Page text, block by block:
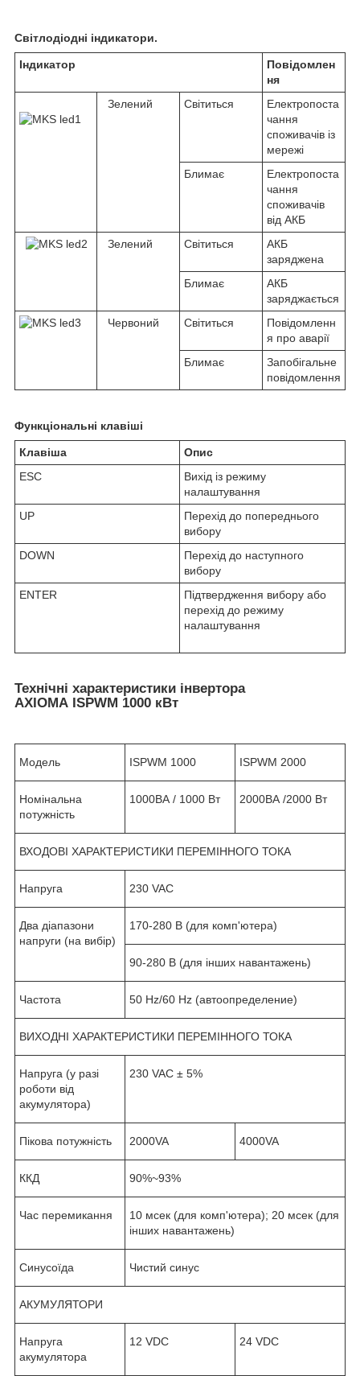
Світлодіодні індикатори.
Індикатор
Повідомлен
ня
Зелений
Світиться
Електропоста
чання
споживачів із
мережі
Блимає
Електропоста
чання
споживачів
від АКБ
Зелений
Світиться
АКБ
заряджена
Блимає
АКБ
заряджається
Червоний
Світиться
Повідомленн
я про аварії
Блимає
Запобігальне
повідомлення
Функціональні клавіші
Клавіша
Опис
ESC
Вихід із режиму
налаштування
UP
Перехід до попереднього
вибору
DOWN
Перехід до наступного
вибору
ENTER
Підтвердження вибору або
перехід до режиму
налаштування
Технічні характеристики інвертора
AXIOMA ISPWM 1000 кВт
Модель ISPWM 1000 ISPWM 2000
Номінальна
потужність
1000ВА / 1000 Вт 2000ВА /2000 Вт
ВХОДОВІ ХАРАКТЕРИСТИКИ ПЕРЕМІННОГО ТОКА
Напруга 230 VAC
Два діапазони
напруги (на вибір)
170-280 В (для комп'ютера)
90-280 В (для інших навантажень)
Частота 50 Hz/60 Hz (автоопределение)
ВИХОДНІ ХАРАКТЕРИСТИКИ ПЕРЕМІННОГО ТОКА
Напруга (у разі
роботи від
акумулятора)
230 VAC ± 5%
Пікова потужність 2000VA 4000VA
ККД 90%~93%
Час перемикання
10 мсек (для комп'ютера); 20 мсек (для
інших навантажень)
Синусоїда Чистий синус
АКУМУЛЯТОРИ
Напруга
акумулятора
12 VDC 24 VDC